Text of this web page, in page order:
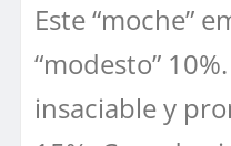
Este “moche”
“modesto”
insaciable y